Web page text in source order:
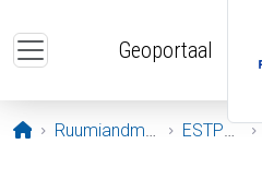
Geoportaal
Avaleht
Ruumiandmed ESTPOS